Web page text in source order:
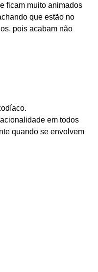
ficam muito animados
que estão no
pois acabam não
em todos
quando se envolvem